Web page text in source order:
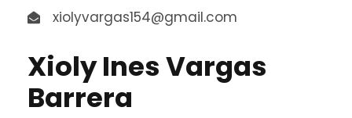
xiolyvargas154@gmail.com
Xioly Ines Vargas
Barrera